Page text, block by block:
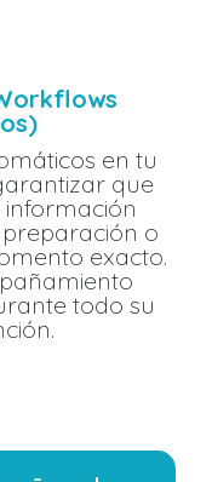
en tu
que
o
exacto.
todo su